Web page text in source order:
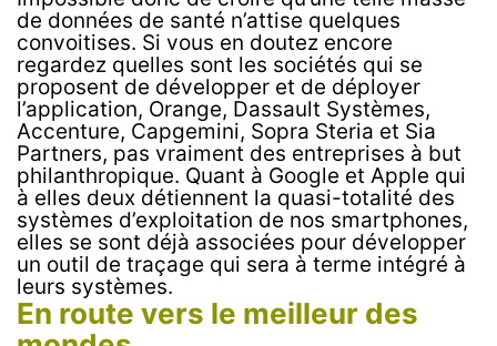
de données de santé n’attise quelques
convoitises. Si vous en doutez encore
regardez quelles sont les sociétés qui se
proposent de développer et de déployer
l’application, Orange, Dassault Systèmes,
Accenture, Capgemini, Sopra Steria et Sia
Partners, pas vraiment des entreprises à but
philanthropique. Quant à Google et Apple qui
à elles deux détiennent la quasi-totalité des
systèmes d’exploitation de nos smartphones,
elles se sont déjà associées pour développer
un outil de traçage qui sera à terme intégré à
leurs systèmes.
En route vers le meilleur des